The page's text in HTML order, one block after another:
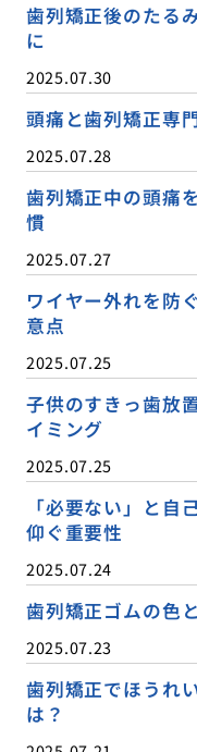
歯列矯正後のたる
に
2025.07.30
頭痛と歯列矯正専
2025.07.28
歯列矯正中の頭痛
慣
2025.07.27
ワイヤー外れを防
意点
2025.07.25
子供のすきっ歯放
イミング
2025.07.25
「必要ない」と自
仰ぐ重要性
2025.07.24
歯列矯正ゴムの色
2025.07.23
歯列矯正でほうれ
は？